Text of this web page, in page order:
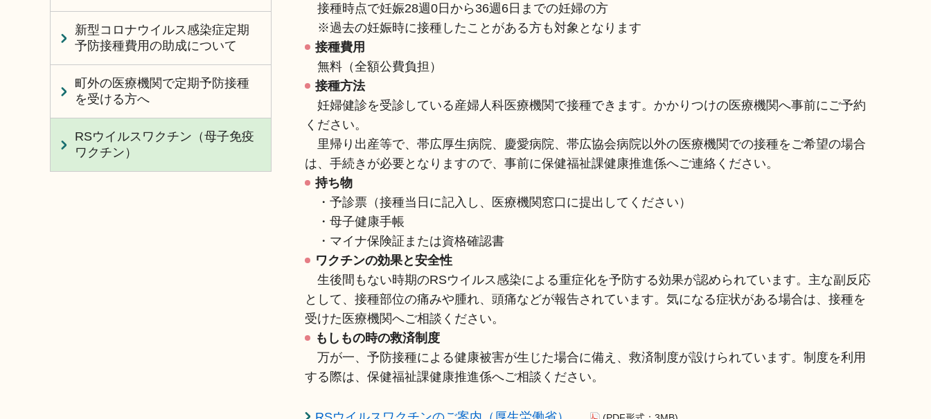
接種時点で妊娠28週0日から36週6日までの妊婦の方
※過去の妊娠時に接種したことがある方も対象となります
接種費用
無料（全額公費負担）
接種方法
妊婦健診を受診している産婦人科医療機関で接種できます。かかりつけの医療機関へ事前にご予約
ください。
里帰り出産等で、帯広厚生病院、慶愛病院、帯広協会病院以外の医療機関での接種をご希望の場合
は、手続きが必要となりますので、事前に保健福祉課健康推進係へご連絡ください。
持ち物
・予診票（接種当日に記入し、医療機関窓口に提出してください）
・母子健康手帳
・マイナ保険証または資格確認書
ワクチンの効果と安全性
生後間もない時期のRSウイルス感染による重症化を予防する効果が認められています。主な副反応
として、接種部位の痛みや腫れ、頭痛などが報告されています。気になる症状がある場合は、接種を
受けた医療機関へご相談ください。
もしもの時の救済制度
万が一、予防接種による健康被害が生じた場合に備え、救済制度が設けられています。制度を利用
する際は、保健福祉課健康推進係へご相談ください。
新型コロナウイルス感染症定期
予防接種費用の助成について
町外の医療機関で定期予防接種
を受ける方へ
RSウイルスワクチン（母子免疫
ワクチン）